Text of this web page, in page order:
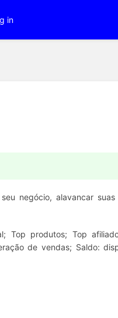
in
negócio, alavancar
Top produtos; Top
de vendas; Saldo: